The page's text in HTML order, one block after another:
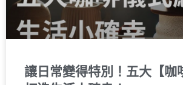
讓日常變得特別！五大【咖